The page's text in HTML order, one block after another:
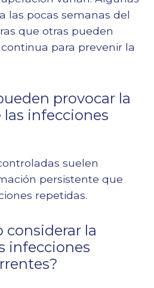
las pocas semanas del
que otras pueden
para prevenir la
provocar la
infecciones
suelen
persistente que
repetidas.
considerar la
infecciones